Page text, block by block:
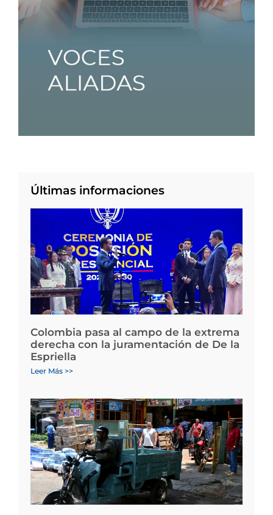
Últimas informaciones
Colombia pasa al campo de la extrema
derecha con la juramentación de De la
Espriella
Leer Más >>